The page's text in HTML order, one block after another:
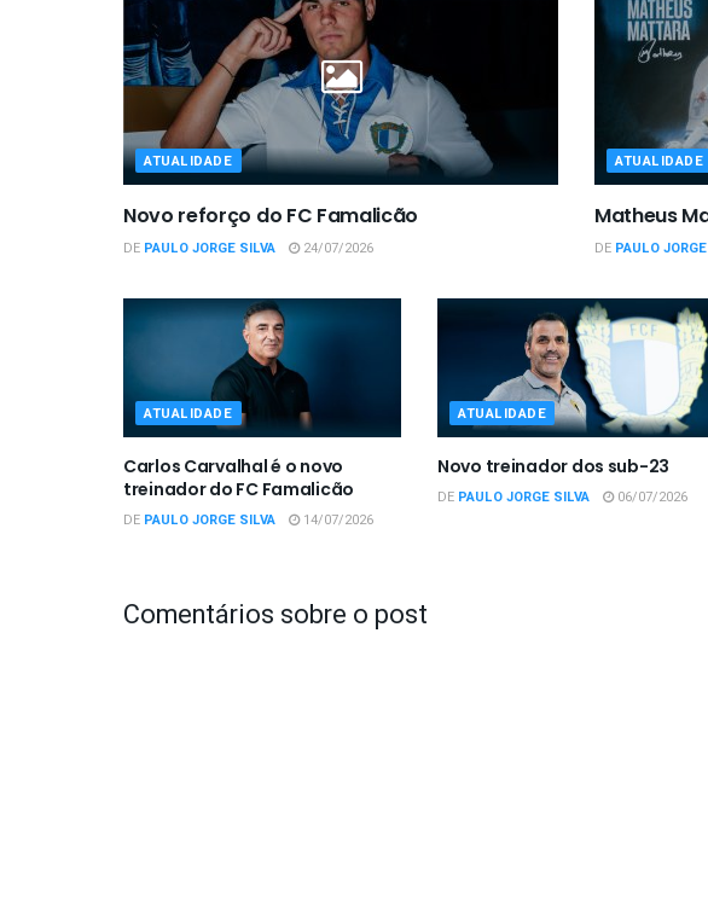
ATUALIDADE
Novo reforço do FC Famalicão
DE PAULO JORGE SILVA 24/07/2026
ATUALIDADE
Matheus
DE PAULO
ATUALIDADE
Carlos Carvalhal é o novo
treinador do FC Famalicão
DE PAULO JORGE SILVA 14/07/2026
ATUALIDADE
Novo treinador dos sub-23
DE PAULO JORGE SILVA 06/07/2026
Comentários sobre o post